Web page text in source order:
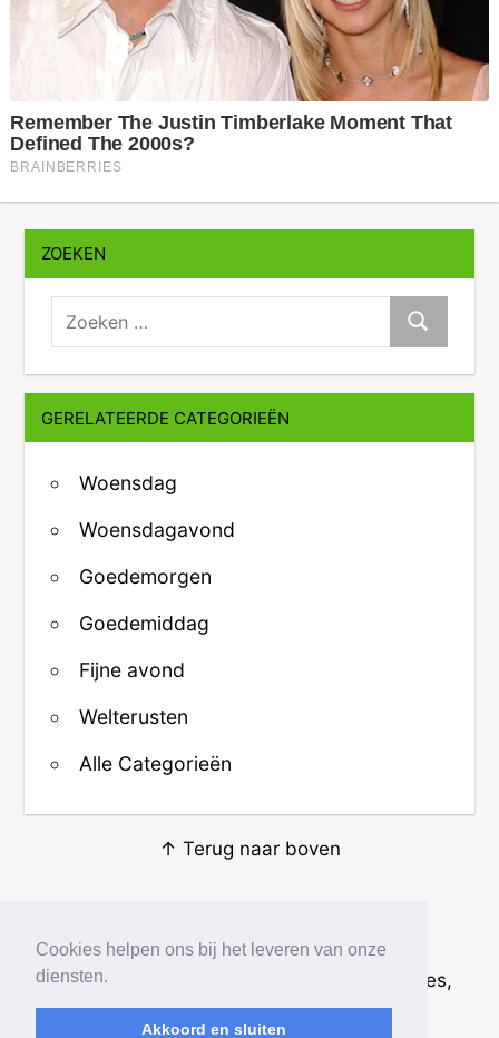
Cookies helpen ons bij het leveren van onze
diensten.
Akkoord en sluiten
ZOEKEN
zoeken:
Zoeken
GERELATEERDE CATEGORIEËN
Woensdag
Woensdagavond
Goedemorgen
Goedemiddag
Fijne avond
Welterusten
Alle Categorieën
↑ Terug naar boven
© 2026
· Plaatjes, animaties,
afbeeldingen en fotos